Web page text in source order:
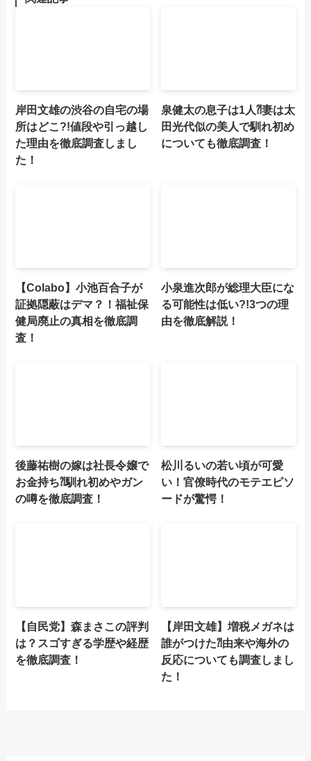
岸田文雄の渋谷の自宅の場
所はどこ?!値段や引っ越し
た理由を徹底調査しまし
た！
泉健太の息子は1人⁈妻は太
田光代似の美人で馴れ初め
についても徹底調査！
【Colabo】小池百合子が
証拠隠蔽はデマ？！福祉保
健局廃止の真相を徹底調
査！
小泉進次郎が総理大臣にな
る可能性は低い?!3つの理
由を徹底解説！
後藤祐樹の嫁は社長令嬢で
お金持ち⁈馴れ初めやガン
の噂を徹底調査！
松川るいの若い頃が可愛
い！官僚時代のモテエピソ
ードが驚愕！
【自民党】森まさこの評判
は？スゴすぎる学歴や経歴
を徹底調査！
【岸田文雄】増税メガネは
誰がつけた⁈由来や海外の
反応についても調査しまし
た！